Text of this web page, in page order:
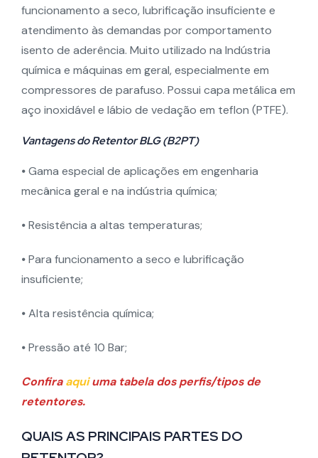
funcionamento a seco, lubrificação insuficiente e
atendimento às demandas por comportamento
isento de aderência. Muito utilizado na Indústria
química e máquinas em geral, especialmente em
compressores de parafuso. Possui capa metálica em
aço inoxidável e lábio de vedação em teflon (PTFE).
Vantagens do Retentor BLG (B2PT)
⦁ Gama especial de aplicações em engenharia
mecânica geral e na indústria química;
⦁ Resistência a altas temperaturas;
⦁ Para funcionamento a seco e lubrificação
insuficiente;
⦁ Alta resistência química;
⦁ Pressão até 10 Bar;
Confiraaquiuma tabela dos perfis/tipos de
retentores.
QUAIS AS PRINCIPAIS PARTES DO